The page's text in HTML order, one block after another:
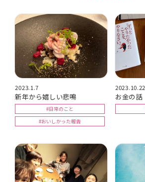
2023.1.7
新年から嬉しい悲鳴
#日常のこと
#おいしかった報告
2023.10.22
お金の話